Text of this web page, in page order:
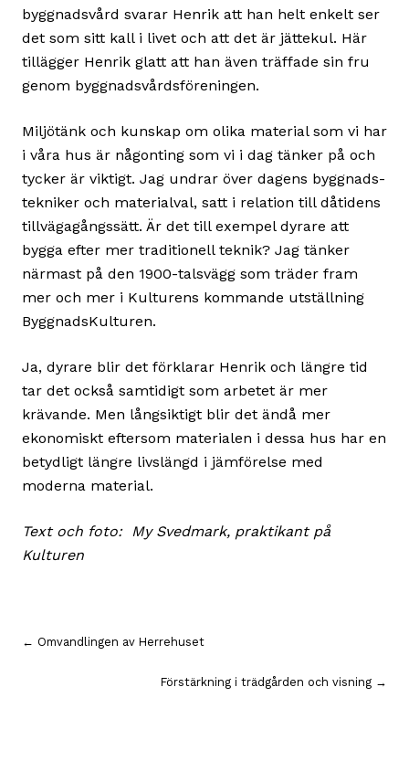
byggnadsvård svarar Henrik att han helt enkelt ser
det som sitt kall i livet och att det är jättekul. Här
tillägger Henrik glatt att han även träffade sin fru
genom byggnadsvårdsföreningen.
Miljötänk och kunskap om olika material som vi har
i våra hus är någonting som vi i dag tänker på och
tycker är viktigt. Jag undrar över dagens byggnads-
tekniker och materialval, satt i relation till dåtidens
tillvägagångssätt. Är det till exempel dyrare att
bygga efter mer traditionell teknik? Jag tänker
närmast på den 1900-talsvägg som träder fram
mer och mer i Kulturens kommande utställning
ByggnadsKulturen.
Ja, dyrare blir det förklarar Henrik och längre tid
tar det också samtidigt som arbetet är mer
krävande. Men långsiktigt blir det ändå mer
ekonomiskt eftersom materialen i dessa hus har en
betydligt längre livslängd i jämförelse med
moderna material.
Text och foto: My Svedmark, praktikant på
Kulturen
Inläggsnavigering
← Omvandlingen av Herrehuset
Förstärkning i trädgården och visning →